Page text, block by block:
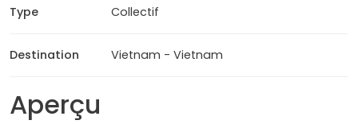
Type Collectif
Destination Vietnam - Vietnam
Aperçu